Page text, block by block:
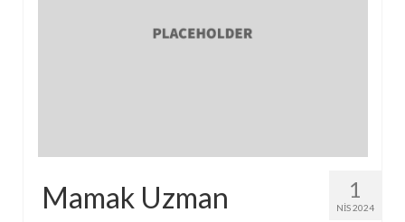
1
NIS 2024
Mamak Uzman